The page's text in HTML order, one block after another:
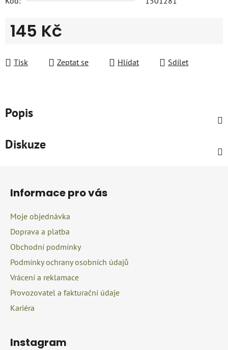
145 Kč
Tisk
Zeptat se Hlídat Sdílet
Popis
Diskuze
Informace pro vás
Moje objednávka
Doprava a platba
Obchodní podmínky
Podmínky ochrany osobních údajů
Vrácení a reklamace
Provozovatel a fakturační údaje
Kariéra
Instagram